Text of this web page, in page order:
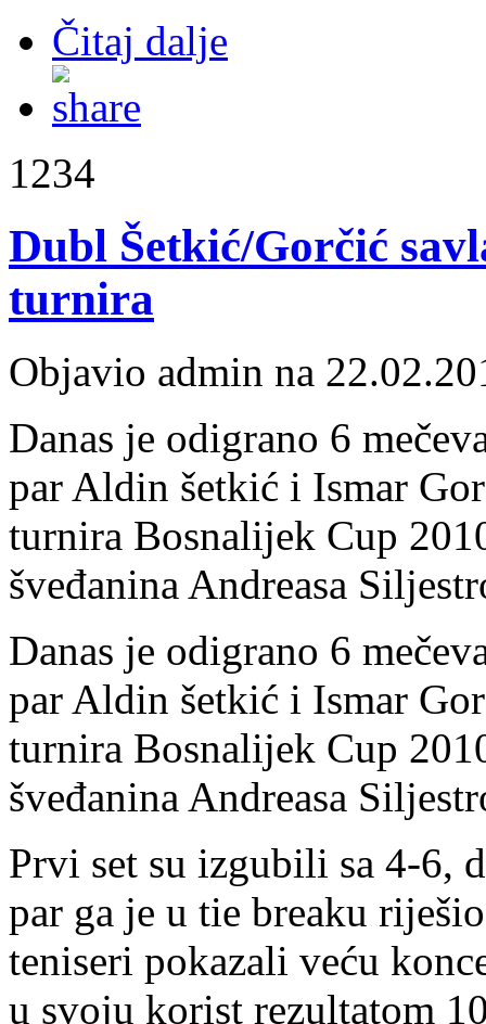
Čitaj dalje
1234
Dubl Šetkić/Gorčić
turnira
Objavio admin na
Danas je odigrano 6
par Aldin šetkić i Ismar
turnira Bosnalijek Cup
šveđanina Andreasa
Danas je odigrano 6
par Aldin šetkić i Ismar
turnira Bosnalijek Cup
šveđanina Andreasa
Prvi set su izgubili sa 4-6,
par ga je u tie breaku
teniseri pokazali veću
u svoju korist rezultatom